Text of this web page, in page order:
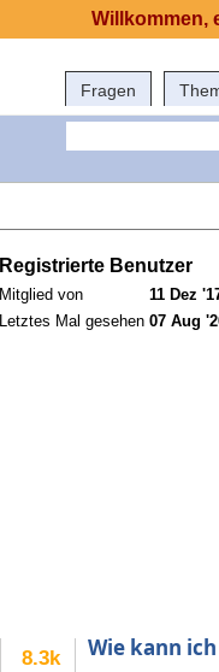
Fragen
Registrierte Benutzer
Mitglied von
11 Dez
Letztes Mal gesehen 07 Aug
8.3k Wie kann
Willkommen,